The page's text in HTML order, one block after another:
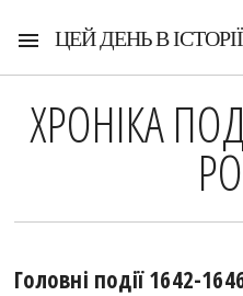
menu ЦЕЙ ДЕНЬ В ІСТОРІЇ
ХРОНІКА
Головні події 1642-